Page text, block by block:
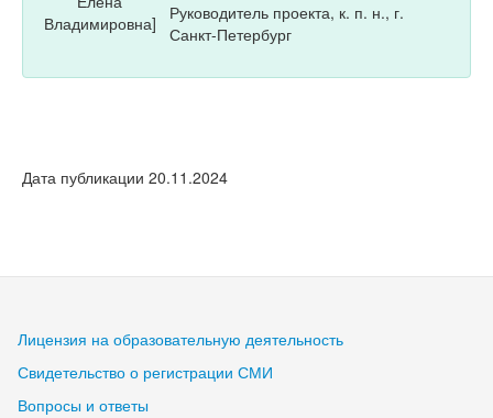
Руководитель проекта, к. п. н., г.
Санкт-Петербург
Дата публикации 20.11.2024
Лицензия на образовательную деятельность
Свидетельство о регистрации СМИ
Вопросы и ответы